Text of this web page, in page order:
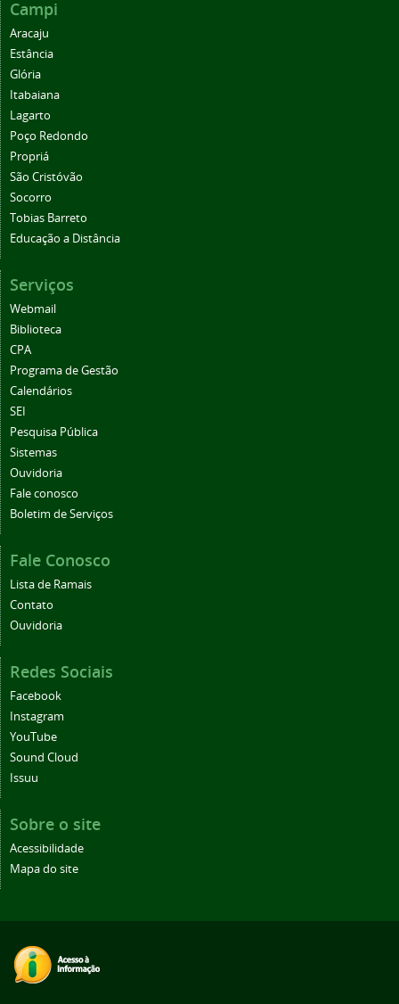
Campi
Aracaju
Estância
Glória
Itabaiana
Lagarto
Poço Redondo
Propriá
São Cristóvão
Socorro
Tobias Barreto
Educação a Distância
Serviços
Webmail
Biblioteca
CPA
Programa de Gestão
Calendários
SEI
Pesquisa Pública
Sistemas
Ouvidoria
Fale conosco
Boletim de Serviços
Fale Conosco
Lista de Ramais
Contato
Ouvidoria
Redes Sociais
Facebook
Instagram
YouTube
Sound Cloud
Issuu
Sobre o site
Acessibilidade
Mapa do site